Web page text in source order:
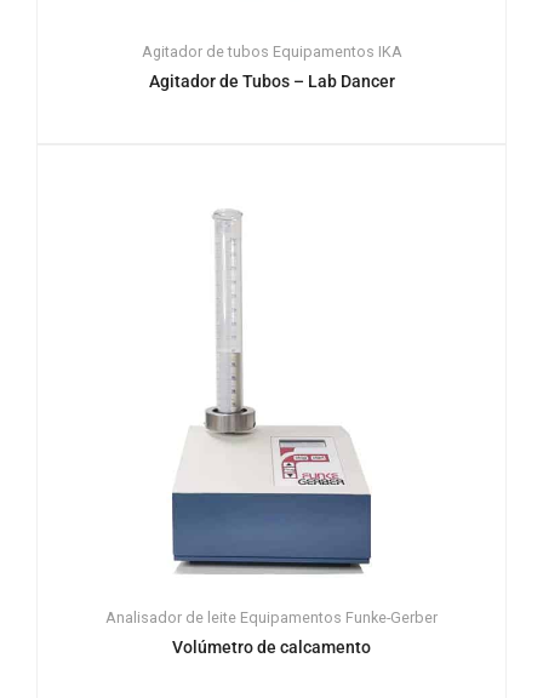
Agitador de tubos Equipamentos IKA
Agitador de Tubos – Lab Dancer
Analisador de leite Equipamentos Funke-Gerber
Volúmetro de calcamento